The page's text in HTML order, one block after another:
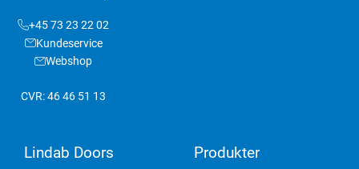
+45 73 23 22 02
Kundeservice
Webshop
CVR: 46 46 51 13
Lindab Doors Produkter